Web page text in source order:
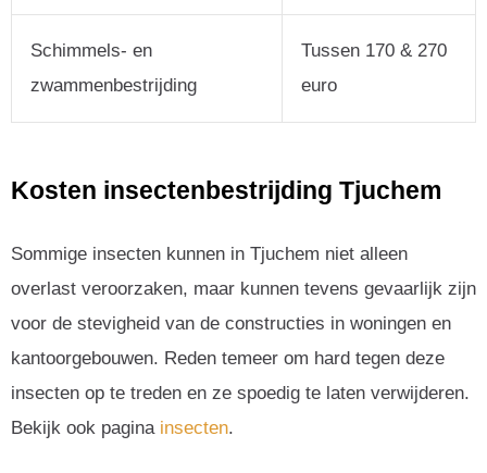
Schimmels- en
zwammenbestrijding
Tussen 170 & 270
euro
Kosten insectenbestrijding Tjuchem
Sommige insecten kunnen in Tjuchem niet alleen
overlast veroorzaken, maar kunnen tevens gevaarlijk zijn
voor de stevigheid van de constructies in woningen en
kantoorgebouwen. Reden temeer om hard tegen deze
insecten op te treden en ze spoedig te laten verwijderen.
Bekijk ook pagina insecten.